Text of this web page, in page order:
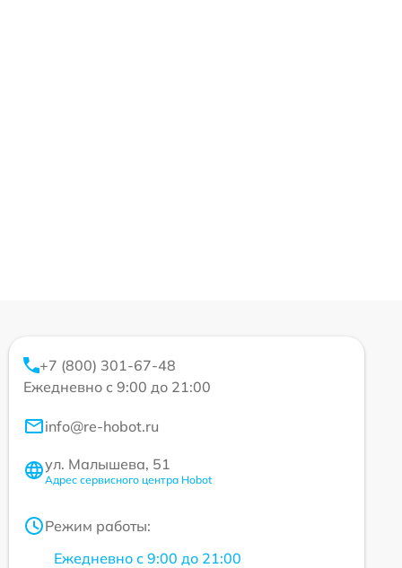
+7 (800) 301-67-48
Ежедневно с 9:00 до 21:00
info@re-hobot.ru
ул. Малышева, 51
Адрес сервисного центра Hobot
Режим работы:
Ежедневно с 9:00 до 21:00